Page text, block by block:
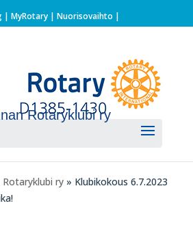
| MyRotary | Nuorisovaihto |
Rotaryklubi ry
Rotaryklubi ry » Klubikokous 6.7.2023